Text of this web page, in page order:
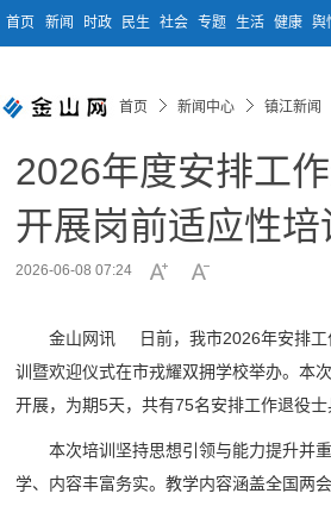
首页 新闻 时政 民生 社会 专题 生活 健康 舆
首页 新闻中心 镇江新闻
2026年度安排工
开展岗前适应性培
2026-06-08 07:24
金山网讯 日前，我市2026年安排工
训暨欢迎仪式在市戎耀双拥学校举办。本
开展，为期5天，共有75名安排工作退役士
本次培训坚持思想引领与能力提升并
学、内容丰富务实。教学内容涵盖全国两